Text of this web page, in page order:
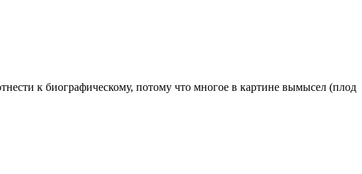
к биографическому, потому что многое в картине вымысел (плод